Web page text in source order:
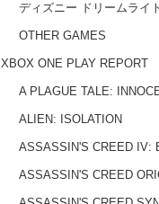
ディズニー ドリームライ
OTHER GAMES
XBOX ONE PLAY REPORT
A PLAGUE TALE:
ALIEN: ISOLATION
ASSASSIN'S CREED IV:
ASSASSIN'S CREED